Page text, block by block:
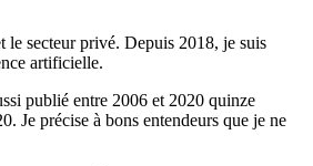
le secteur privé. Depuis 2018, je suis
artificielle.
publié entre 2006 et 2020 quinze
Je précise à bons entendeurs que je ne